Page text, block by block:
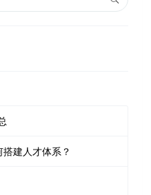
建人才体系？